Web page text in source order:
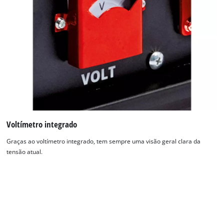
Voltímetro integrado
Graças ao voltímetro integrado, tem sempre uma visão geral clara da
tensão atual.